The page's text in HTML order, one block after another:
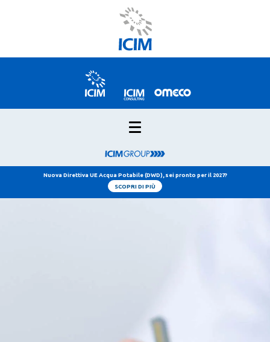
Nuova Direttiva UE Acqua Potabile (DWD), sei pronto per il 2027?
SCOPRI DI PIÙ